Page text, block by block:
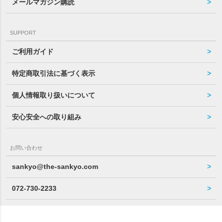
メールマガジン購読
SUPPORT
ご利用ガイド
特定商取引法に基づく表示
個人情報取り扱いについて
安心安全への取り組み
お問い合わせ
sankyo@the-sankyo.com
072-730-2233